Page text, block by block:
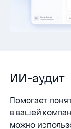
ИИ-аудит
Помогает
в вашей
можно